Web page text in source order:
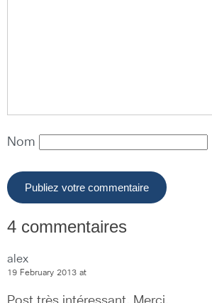
Nom
4 commentaires
alex
19 February 2013 at